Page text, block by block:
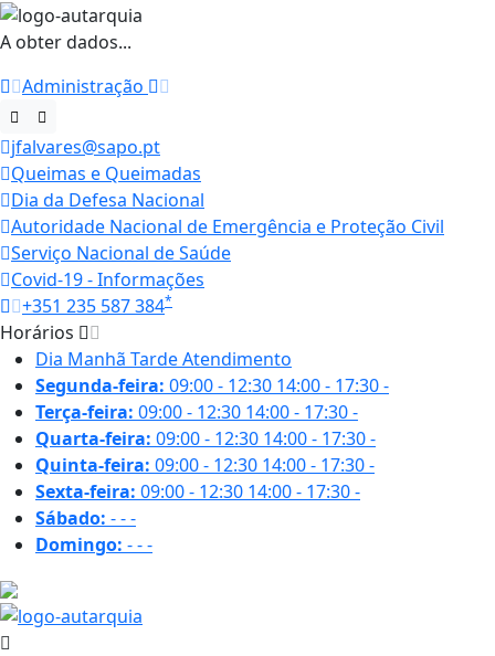
A obter dados...
Administração
jfalvares@sapo.pt
Queimas e Queimadas
Dia da Defesa Nacional
Autoridade Nacional de Emergência e Proteção Civil
Serviço Nacional de Saúde
Covid-19 - Informações
+351 235 587 384*
Horários
Dia Manhã TardeAtendimento
Segunda-feira: 09:00 - 12:30 14:00 - 17:30-
Terça-feira: 09:00 - 12:30 14:00 - 17:30-
Quarta-feira: 09:00 - 12:30 14:00 - 17:30-
Quinta-feira: 09:00 - 12:30 14:00 - 17:30-
Sexta-feira: 09:00 - 12:30 14:00 - 17:30-
Sábado: ---
Domingo: ---